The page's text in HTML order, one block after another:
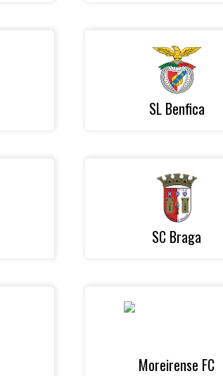
SL Benfica
SC Braga
Moreirense FC